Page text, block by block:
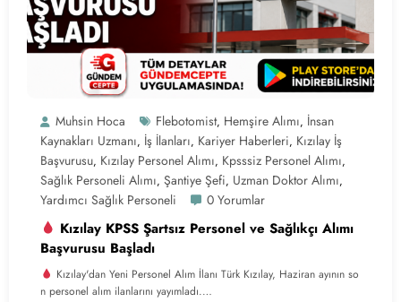
Muhsin Hoca Flebotomist, Hemşire Alımı, İnsan
Kaynakları Uzmanı, İş İlanları, Kariyer Haberleri, Kızılay İş
Başvurusu, Kızılay Personel Alımı, Kpsssiz Personel Alımı,
Sağlık Personeli Alımı, Şantiye Şefi, Uzman Doktor Alımı,
Yardımcı Sağlık Personeli 0 Yorumlar
Kızılay KPSS Şartsız Personel ve Sağlıkçı Alımı
Başvurusu Başladı
Kızılay'dan Yeni Personel Alım İlanı Türk Kızılay, Haziran ayının so
n personel alım ilanlarını yayımladı.…